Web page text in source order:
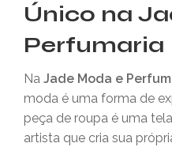
Único na
Perfumaria
Na Jade Moda e
moda é uma forma de
peça de roupa é uma
artista que cria sua